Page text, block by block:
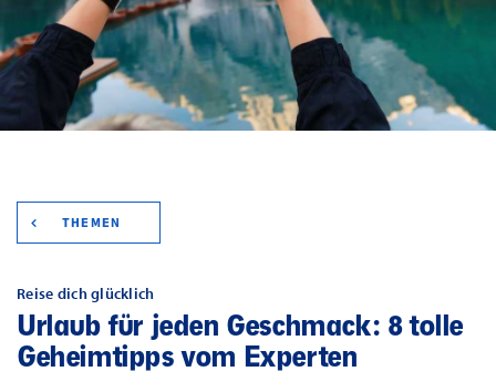
THEMEN
Reise dich glücklich
Urlaub für jeden Geschmack: 8 tolle
Geheimtipps vom Experten